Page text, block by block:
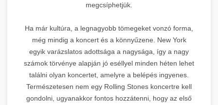
megcsíphetjük.
Ha már kultúra, a legnagyobb tömegeket vonzó forma,
még mindig a koncert és a könnyűzene. New York
egyik varázslatos adottsága a nagysága, így a nagy
számok törvénye alapján jó eséllyel minden héten lehet
találni olyan koncertet, amelyre a belépés ingyenes.
Természetesen nem egy Rolling Stones koncertre kell
gondolni, ugyanakkor fontos hozzátenni, hogy az első